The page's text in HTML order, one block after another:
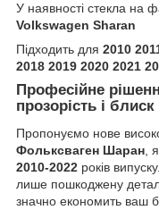
У наявності стекла на
Volkswagen Sharan
Підходить для 2010
2018 2019 2020 2021
Професійне
прозорість і
Пропонуємо нове
Фольксваген Шаран,
2010-2022 років
лише пошкоджену
значно економить ваш